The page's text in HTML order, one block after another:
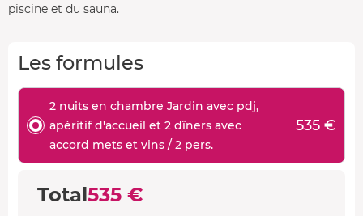
piscine et du sauna.
Les formules
2 nuits en chambre Jardin avec pdj,
apéritif d'accueil et 2 dîners avec
accord mets et vins / 2 pers.
535 €
Total535 €